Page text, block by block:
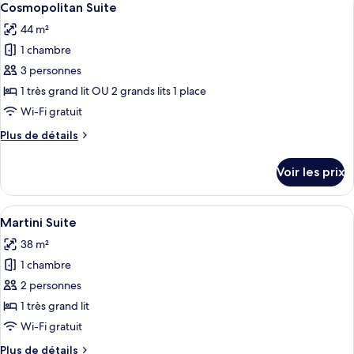
de
chambre
Gin
&
Suite
toutes
les
photos
pour
ce
type
chambre :
12
Cosmopolitan Suite
44 m²
1 chambre
3 personnes
1 très grand lit OU 2 grands lits 1 place
Wi-Fi gratuit
Plus de détails
Plus
le
type
de
Cosmopolitan
Suite
Voir les prix
Afficher
toutes
les
photos
pour
ce
type
Une chambre d’hôtel avec un grand
11
Martini Suite
38 m²
1 chambre
2 personnes
1 très grand lit
Wi-Fi gratuit
Plus de détails
Plus